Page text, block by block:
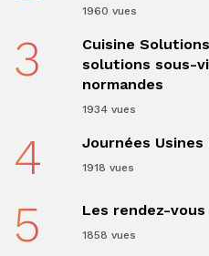
1960 vues
3
Cuisine
solutions sous-
normandes
1934 vues
4 Journées
1918 vues
5 Les rendez-
1858 vues